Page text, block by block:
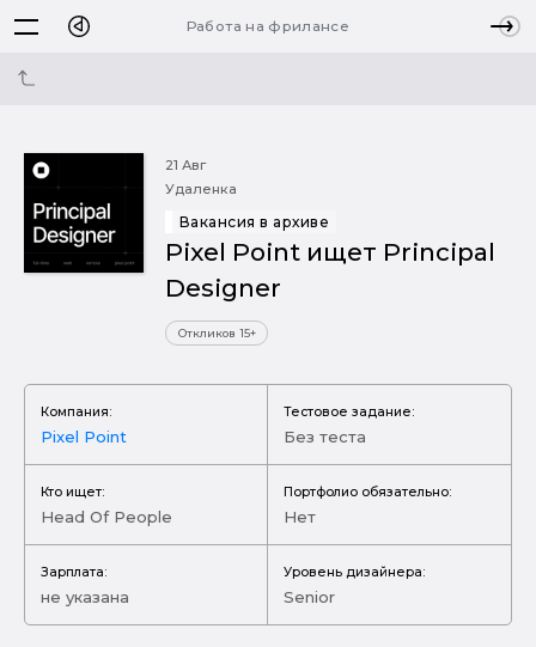
Работа на фрилансе
21 Авг
Удаленка
Вакансия в архиве
Pixel Point ищет Principal
Designer
Откликов 15+
Компания:
Pixel Point
Тестовое задание:
Без теста
Кто ищет:
Head Of People
Портфолио обязательно:
Нет
Зарплата:
не указана
Уровень дизайнера:
Senior